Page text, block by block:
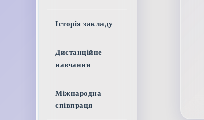
Історія закладу
Дистанційне
навчання
Міжнародна
співпраця